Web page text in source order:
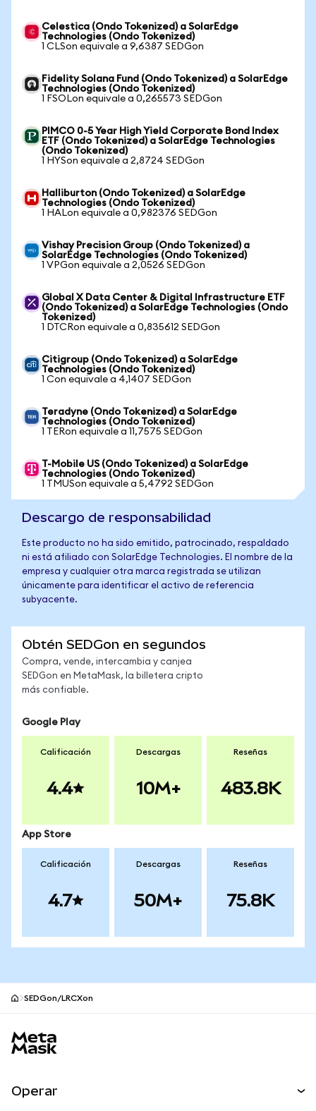
Celestica (Ondo Tokenized) a SolarEdge
Technologies (Ondo Tokenized)
1 CLSon equivale a 9,6387 SEDGon
Fidelity Solana Fund (Ondo Tokenized) a SolarEdge
Technologies (Ondo Tokenized)
1 FSOLon equivale a 0,265573 SEDGon
PIMCO 0-5 Year High Yield Corporate Bond Index
ETF (Ondo Tokenized) a SolarEdge Technologies
(Ondo Tokenized)
1 HYSon equivale a 2,8724 SEDGon
Halliburton (Ondo Tokenized) a SolarEdge
Technologies (Ondo Tokenized)
1 HALon equivale a 0,982376 SEDGon
Vishay Precision Group (Ondo Tokenized) a
SolarEdge Technologies (Ondo Tokenized)
1 VPGon equivale a 2,0526 SEDGon
Global X Data Center & Digital Infrastructure ETF
(Ondo Tokenized) a SolarEdge Technologies (Ondo
Tokenized)
1 DTCRon equivale a 0,835612 SEDGon
Citigroup (Ondo Tokenized) a SolarEdge
Technologies (Ondo Tokenized)
1 Con equivale a 4,1407 SEDGon
Teradyne (Ondo Tokenized) a SolarEdge
Technologies (Ondo Tokenized)
1 TERon equivale a 11,7575 SEDGon
T-Mobile US (Ondo Tokenized) a SolarEdge
Technologies (Ondo Tokenized)
1 TMUSon equivale a 5,4792 SEDGon
Descargo de responsabilidad
Este producto no ha sido emitido, patrocinado, respaldado
ni está afiliado con SolarEdge Technologies. El nombre de la
empresa y cualquier otra marca registrada se utilizan
únicamente para identificar el activo de referencia
subyacente.
Obtén SEDGon en segundos
Compra, vende, intercambia y canjea
SEDGon en MetaMask, la billetera cripto
más confiable.
Google Play
Calificación
4.4
Descargas
10M+
Reseñas
483.8K
App Store
Calificación
4.7
Descargas
50M+
Reseñas
75.8K
SEDGon/LRCXon
Operar